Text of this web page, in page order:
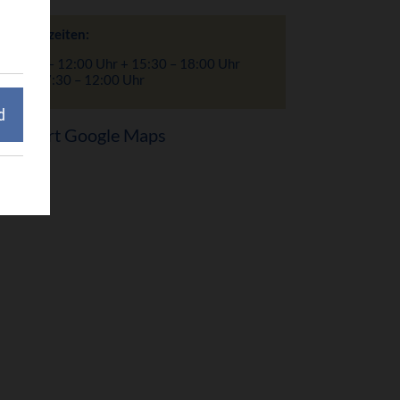
7:30 – 12:00 Uhr + 15:30 – 18:00 Uhr
– Fr: 07:30 – 12:00 Uhr
Anfahrt Google Maps